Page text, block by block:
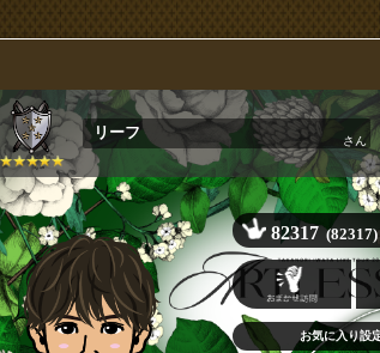
リーフ さん
82317 (82317)